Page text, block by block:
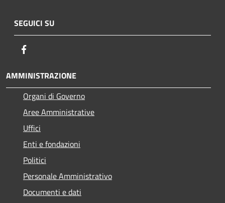
SEGUICI SU
AMMINISTRAZIONE
Organi di Governo
Aree Amministrative
Uffici
Enti e fondazioni
Politici
Personale Amministrativo
Documenti e dati